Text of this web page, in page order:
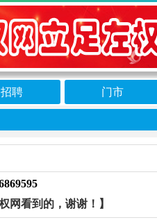
招聘 门市
网看到的，谢谢！】